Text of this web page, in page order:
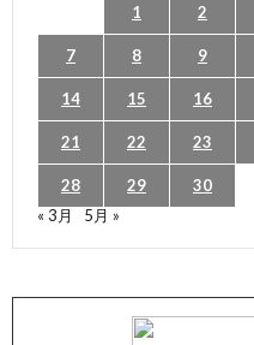
1 2
7 8 9
14 15 16
21 22 23
28 29
30
« 3月
5月 »